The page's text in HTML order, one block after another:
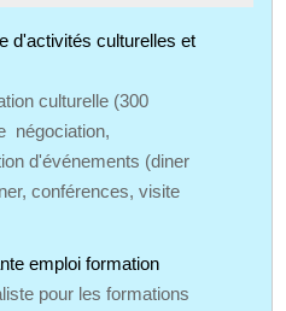
d'activités culturelles et
culturelle (300
négociation,
d'événements (diner
conférences, visite
emploi formation
pour les formations